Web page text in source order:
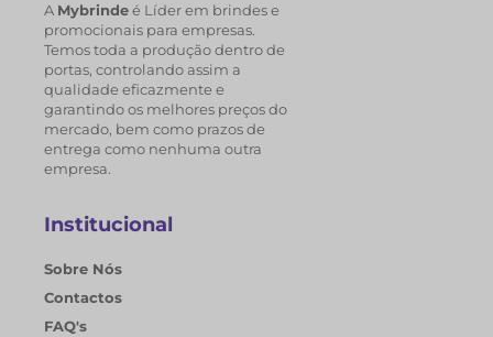
A Mybrindeé Líder em brindes e
promocionais para empresas.
Temos toda a produção dentro de
portas, controlando assim a
qualidade eficazmente e
garantindo os melhores preços do
mercado, bem como prazos de
entrega como nenhuma outra
empresa.
Institucional
Sobre Nós
Contactos
FAQ's